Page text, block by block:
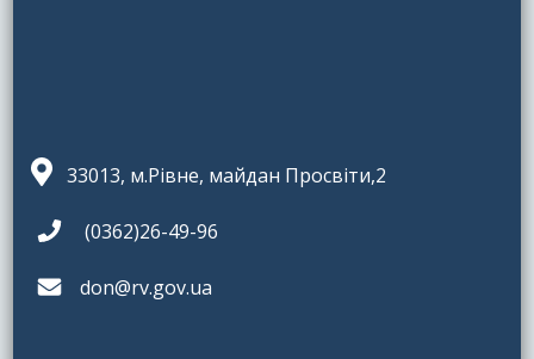
33013, м.Рівне, майдан Просвіти,2
(0362)26-49-96
don@rv.gov.ua